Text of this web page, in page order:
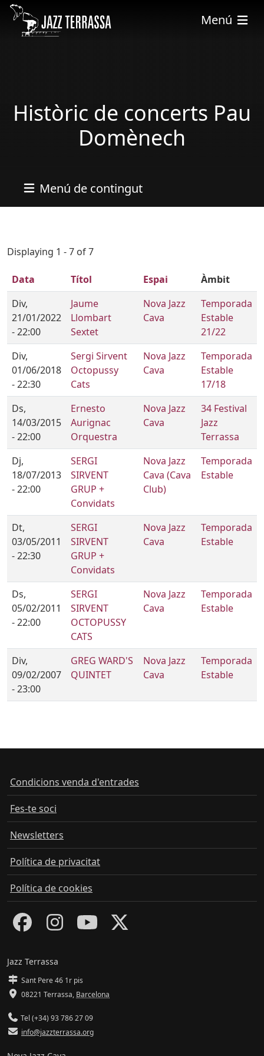
Vés al contingut
Menú
Històric de concerts Pau
Domènech
Menú de contingut
Displaying 1 - 7 of 7
Data Títol Espai
Àmbit
Div,
21/01/2022
- 22:00
Jaume
Llombart
Sextet
Nova Jazz
Cava
Temporada
Estable
21/22
Div,
01/06/2018
- 22:30
Sergi Sirvent
Octopussy
Cats
Nova Jazz
Cava
Temporada
Estable
17/18
Ds,
14/03/2015
- 22:00
Ernesto
Aurignac
Orquestra
Nova Jazz
Cava
34 Festival
Jazz
Terrassa
Dj,
18/07/2013
- 22:00
SERGI
SIRVENT
GRUP +
Convidats
Nova Jazz
Cava (Cava
Club)
Temporada
Estable
Dt,
03/05/2011
- 22:30
SERGI
SIRVENT
GRUP +
Convidats
Nova Jazz
Cava
Temporada
Estable
Ds,
05/02/2011
- 22:00
SERGI
SIRVENT
OCTOPUSSY
CATS
Nova Jazz
Cava
Temporada
Estable
Div,
09/02/2007
- 23:00
GREG WARD'S
QUINTET
Nova Jazz
Cava
Temporada
Estable
Condicions venda d'entrades
Fes-te soci
Newsletters
Política de privacitat
Política de cookies
Jazz Terrassa
Sant Pere 46 1r pis
08221 Terrassa, Barcelona
Tel (+34) 93 786 27 09
info@jazzterrassa.org